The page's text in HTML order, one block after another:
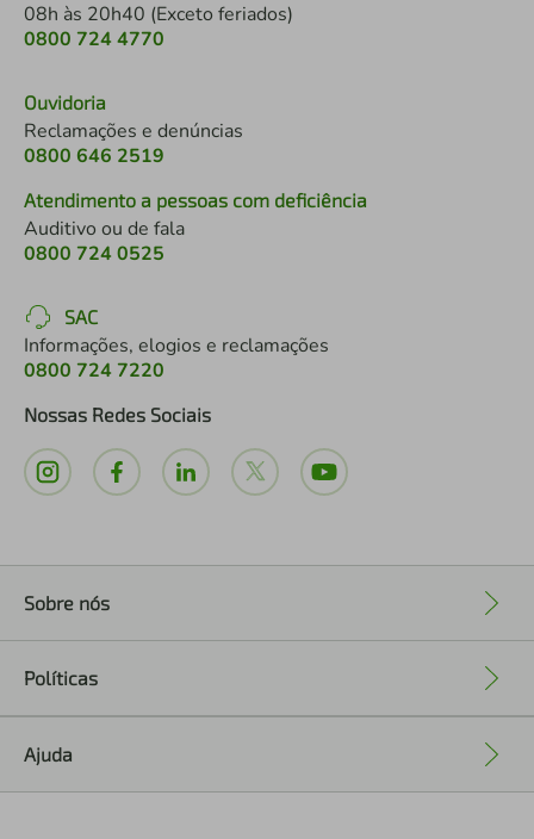
08h às 20h40 (Exceto feriados)
0800 724 4770
Ouvidoria
Reclamações e denúncias
0800 646 2519
Atendimento a pessoas com deficiência
Auditivo ou de fala
0800 724 0525
SAC
Informações, elogios e reclamações
0800 724 7220
Nossas Redes Sociais
Sobre nós
Políticas
Ajuda